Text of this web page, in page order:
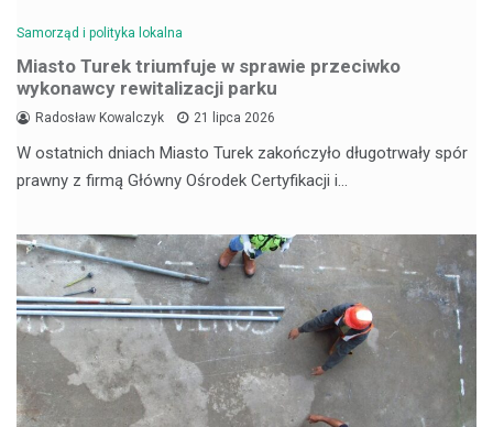
Samorząd i polityka lokalna
Miasto Turek triumfuje w sprawie przeciwko
wykonawcy rewitalizacji parku
Radosław Kowalczyk 21 lipca 2026
W ostatnich dniach Miasto Turek zakończyło długotrwały spór
prawny z firmą Główny Ośrodek Certyfikacji i…